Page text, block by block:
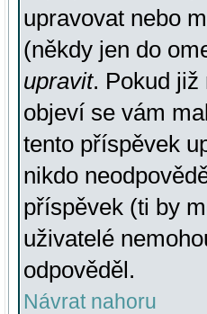
upravovat nebo
(někdy jen do
upravit. Pokud již
objeví se vám
tento příspěvek
nikdo
příspěvek (ti by
uživatelé
odpověděl.
Návrat nahoru